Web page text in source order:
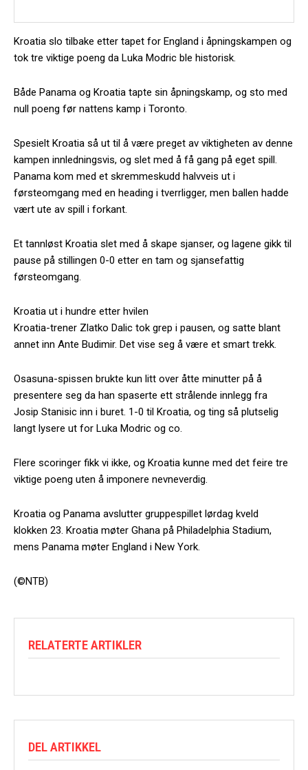
Kroatia slo tilbake etter tapet for England i åpningskampen og
tok tre viktige poeng da Luka Modric ble historisk.
Både Panama og Kroatia tapte sin åpningskamp, og sto med
null poeng før nattens kamp i Toronto.
Spesielt Kroatia så ut til å være preget av viktigheten av denne
kampen innledningsvis, og slet med å få gang på eget spill.
Panama kom med et skremmeskudd halvveis ut i
førsteomgang med en heading i tverrligger, men ballen hadde
vært ute av spill i forkant.
Et tannløst Kroatia slet med å skape sjanser, og lagene gikk til
pause på stillingen 0-0 etter en tam og sjansefattig
førsteomgang.
Kroatia ut i hundre etter hvilen
Kroatia-trener Zlatko Dalic tok grep i pausen, og satte blant
annet inn Ante Budimir. Det vise seg å være et smart trekk.
Osasuna-spissen brukte kun litt over åtte minutter på å
presentere seg da han spaserte ett strålende innlegg fra
Josip Stanisic inn i buret. 1-0 til Kroatia, og ting så plutselig
langt lysere ut for Luka Modric og co.
Flere scoringer fikk vi ikke, og Kroatia kunne med det feire tre
viktige poeng uten å imponere nevneverdig.
Kroatia og Panama avslutter gruppespillet lørdag kveld
klokken 23. Kroatia møter Ghana på Philadelphia Stadium,
mens Panama møter England i New York.
(©NTB)
RELATERTE ARTIKLER
DEL ARTIKKEL